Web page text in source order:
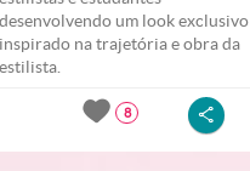
desenvolvendo um look exclusivo
inspirado na trajetória e obra da
estilista.
8